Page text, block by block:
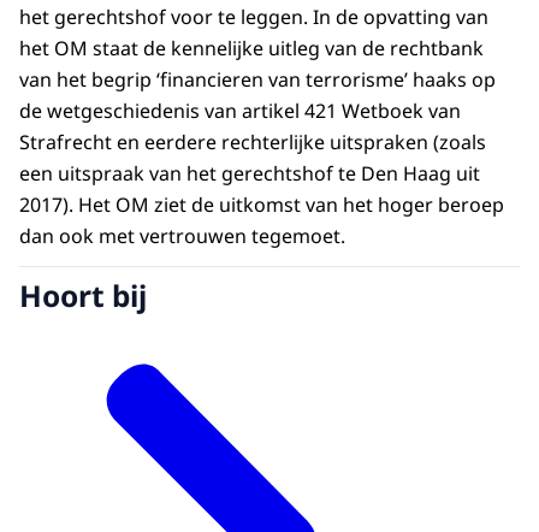
het gerechtshof voor te leggen. In de opvatting van
het OM staat de kennelijke uitleg van de rechtbank
van het begrip ‘financieren van terrorisme’ haaks op
de wetgeschiedenis van artikel 421 Wetboek van
Strafrecht en eerdere rechterlijke uitspraken (zoals
een uitspraak van het gerechtshof te Den Haag uit
2017). Het OM ziet de uitkomst van het hoger beroep
dan ook met vertrouwen tegemoet.
Hoort bij